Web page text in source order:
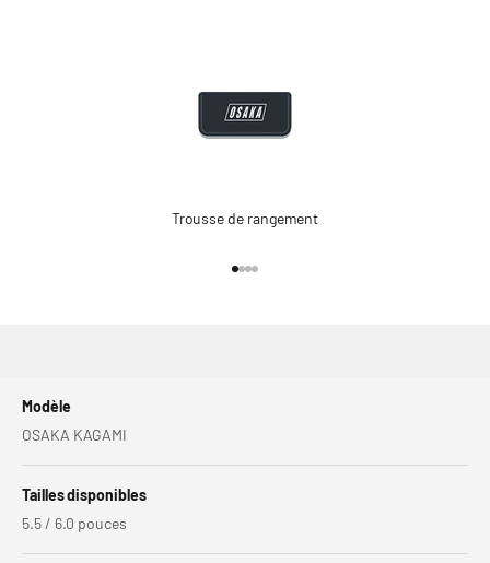
Trousse de rangement
Modèle
OSAKA KAGAMI
Tailles disponibles
5.5 / 6.0 pouces